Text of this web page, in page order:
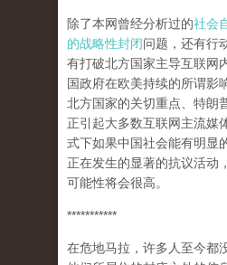
除了本网曾经分析过的社会
的战略性封闭问题，还有行
有打破北方国家主导互联网
国政府在欧美持续的所谓影
北方国家的关切重点、特朗
正引起大多数互联网主流媒
式下如果中国社会能有明显
正在发生的显著的抗议活动
可能性将会很高。
***********
在危地马拉，许多人至今都